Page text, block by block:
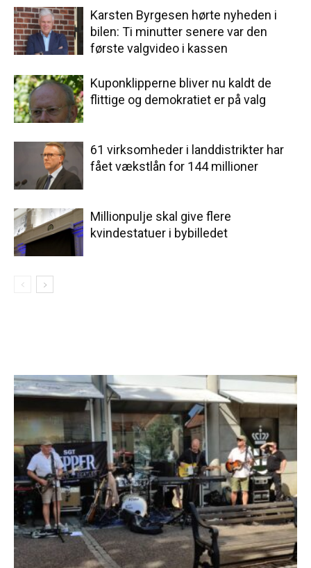
Karsten Byrgesen hørte nyheden i
bilen: Ti minutter senere var den
første valgvideo i kassen
Kuponklipperne bliver nu kaldt de
flittige og demokratiet er på valg
61 virksomheder i landdistrikter har
fået vækstlån for 144 millioner
Millionpulje skal give flere
kvindestatuer i bybilledet